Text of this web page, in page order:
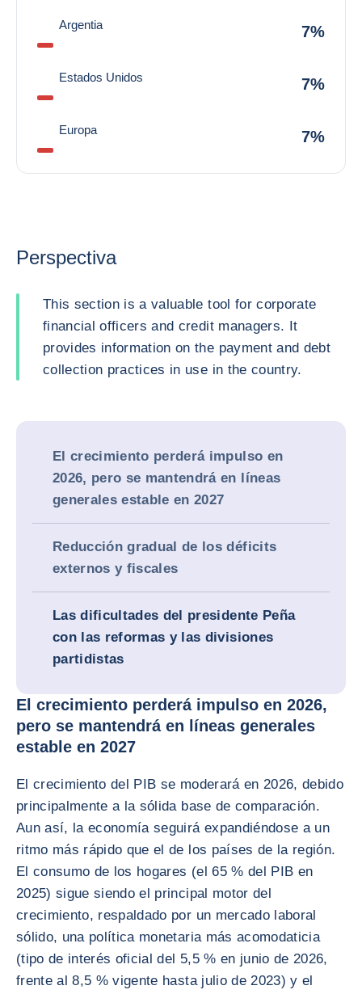
Argentia 7%
Estados Unidos 7%
Europa 7%
Perspectiva
This section is a valuable tool for corporate
financial officers and credit managers. It
provides information on the payment and debt
collection practices in use in the country.
El crecimiento perderá impulso en
2026, pero se mantendrá en líneas
generales estable en 2027
Reducción gradual de los déficits
externos y fiscales
Las dificultades del presidente Peña
con las reformas y las divisiones
partidistas
El crecimiento perderá impulso en 2026,
pero se mantendrá en líneas generales
estable en 2027
El crecimiento del PIB se moderará en 2026, debido
principalmente a la sólida base de comparación.
Aun así, la economía seguirá expandiéndose a un
ritmo más rápido que el de los países de la región.
El consumo de los hogares (el 65 % del PIB en
2025) sigue siendo el principal motor del
crecimiento, respaldado por un mercado laboral
sólido, una política monetaria más acomodaticia
(tipo de interés oficial del 5,5 % en junio de 2026,
frente al 8,5 % vigente hasta julio de 2023) y el